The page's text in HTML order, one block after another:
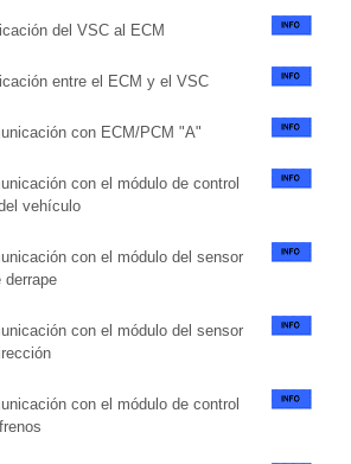
del VSC al ECM
entre el ECM y el VSC
con ECM/PCM "A"
con el módulo de control
vehículo
con el módulo del sensor
derrape
con el módulo del sensor
con el módulo de control